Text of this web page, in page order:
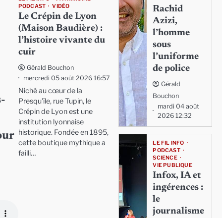
PODCAST
VIDÉO
Le Crépin de Lyon
(Maison Baudière) :
l’histoire vivante du
cuir
Gérald Bouchon
mercredi 05 août 2026 16:57
Niché au cœur de la
Presqu'île, rue Tupin, le
Crépin de Lyon est une
institution lyonnaise
historique. Fondée en 1895,
cette boutique mythique a
failli…
Rachid
Azizi,
l’homme
sous
l’uniforme
de police
Gérald
Bouchon
mardi 04 août
2026 12:32
LE FIL INFO
PODCAST
SCIENCE
VIE PUBLIQUE
Infox, IA et
ingérences :
le
journalisme